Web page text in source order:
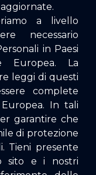
a livello
necessario
in Paesi
Europea. La
leggi di questi
complete
In tali
garantire che
di protezione
Tieni presente
sito e i nostri